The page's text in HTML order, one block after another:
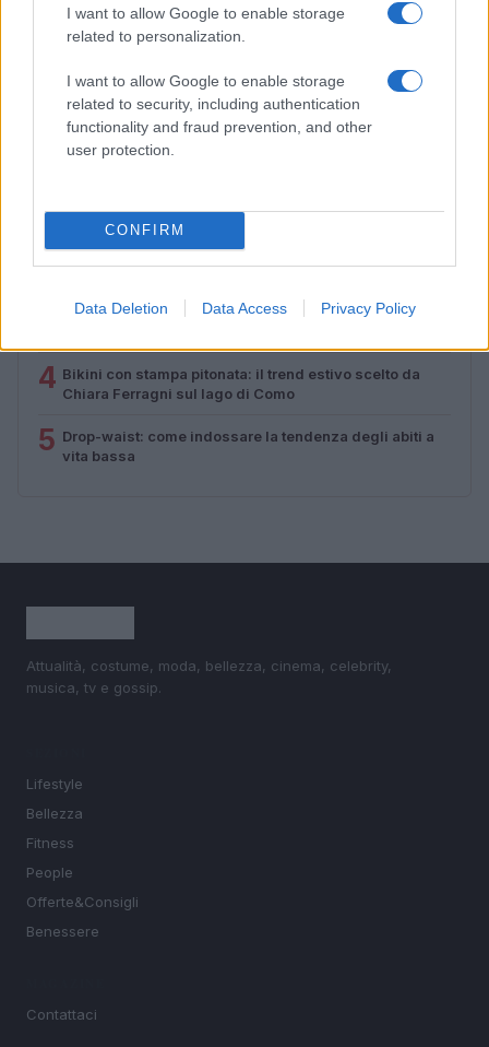
I want to allow Google to enable storage
related to personalization.
I want to allow Google to enable storage
related to security, including authentication
functionality and fraud prevention, and other
user protection.
CONFIRM
Data Deletion Data Access Privacy Policy
Emma trasforma il bikini animalier in un must-have
glamour
PIÙ LETTI
1 Come ottenere una manicure impeccabile e duratura
2
Capelli grigi: la sfumatura ghiaccio che illumina il viso
4 Bikini con stampa pitonata: il trend estivo scelto da
Chiara Ferragni sul lago di Como
5 Drop-waist: come indossare la tendenza degli abiti a
vita bassa
Attualità, costume, moda, bellezza, cinema, celebrity,
musica, tv e gossip.
Lifestyle
Bellezza
Fitness
People
Offerte&Consigli
Benessere
Contattaci